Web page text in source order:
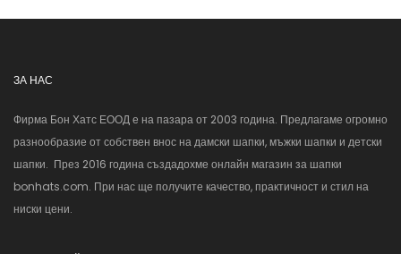
ЗА НАС
Фирма Бон Хатс ЕООД е на пазара от 2003 година. Предлагаме огромно
разнообразие от собствен внос на дамски шапки, мъжки шапки и детски
шапки. През 2016 година създадохме онлайн магазин за шапки
bonhats.com. При нас ще получите качество, практичност и стил на
ниски цени.